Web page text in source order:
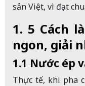
sản Việt, vì đạt
1. 5 Cách
ngon, giải
1.1 Nước ép
Thực tế, khi pha